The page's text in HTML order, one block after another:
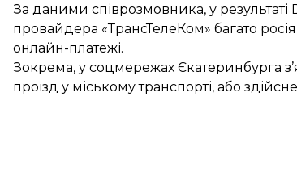
За даними співрозмовника, у результаті
провайдера «ТрансТелеКом» багато
онлайн-платежі.
Зокрема, у соцмережах Єкатеринбурга
проїзд у міському транспорті, або